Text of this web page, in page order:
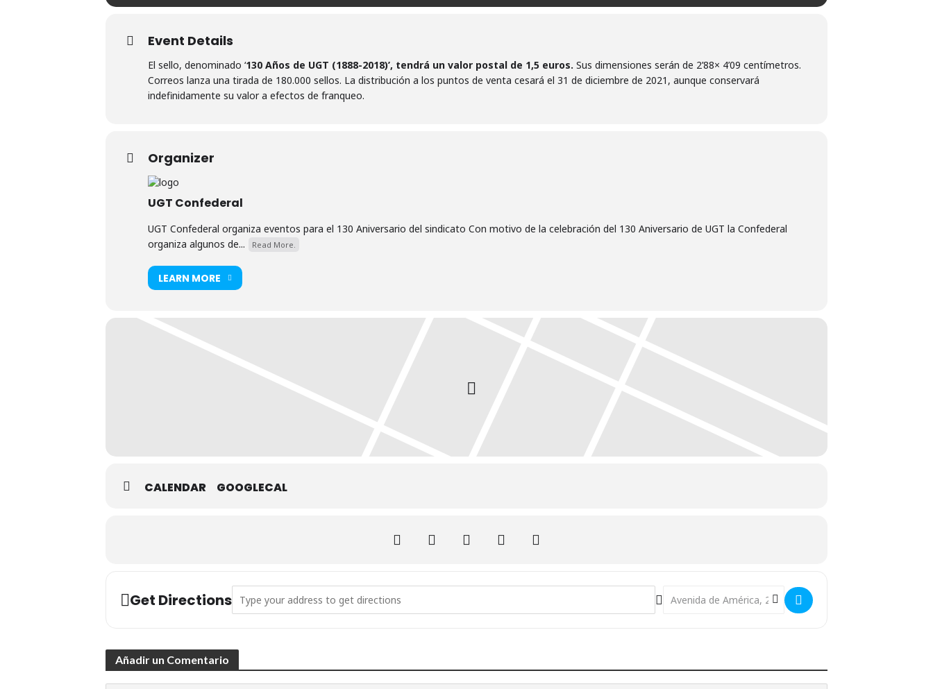
Event Details
El sello, denominado ‘130 Años de UGT (1888-2018)’, tendrá un valor postal de 1,5 euros. Sus dimensiones serán de 2’88× 4’09 centímetros.
Correos lanza una tirada de 180.000 sellos. La distribución a los puntos de venta cesará el 31 de diciembre de 2021, aunque conservará
indefinidamente su valor a efectos de franqueo.
Organizer
UGT Confederal
UGT Confederal organiza eventos para el 130 Aniversario del sindicato Con motivo de la celebración del 130 Aniversario de UGT la Confederal
organiza algunos de...
Read More.
LEARN MORE
CALENDAR GOOGLECAL
Get Directions Destination Address - Correos emite un sello
Añadir un Comentario